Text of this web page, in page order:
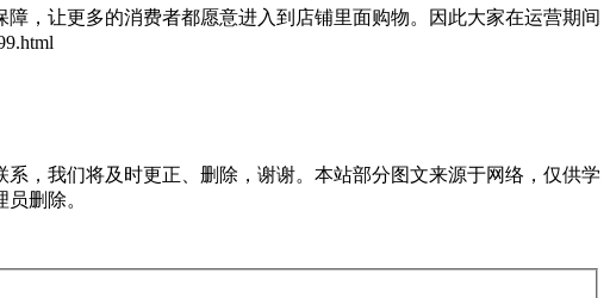
让更多的消费者都愿意进入到店铺里面购物。因此大家在运营期间
，我们将及时更正、删除，谢谢。本站部分图文来源于网络，仅供学
删除。